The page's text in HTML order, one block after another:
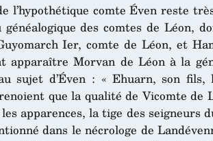
l’hypothétique comte Éven reste
généalogique des comtes de Léon,
Ier, comte de Léon, et
apparaître Morvan de Léon à la
sujet d’Éven : « Ehuarn, son fils,
que la qualité de Vicomte de
apparences, la tige des seigneurs
dans le nécrologe de